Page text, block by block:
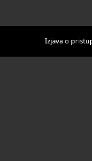
Izjava o